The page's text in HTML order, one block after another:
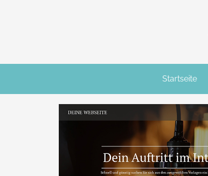
Startseite